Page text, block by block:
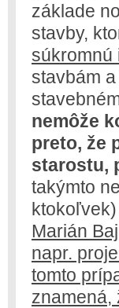
základe
stavby,
súkromnú
stavbám
nemôže
preto, že
starostu,
takýmto
Marián
napr.
tomto
znamená,